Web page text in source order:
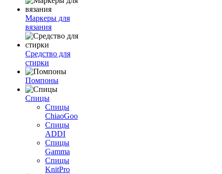
Маркеры для
вязания
Средство для
стирки
Помпоны
Спицы
Спицы
ChiaoGoo
Спицы
ADDI
Спицы
Gamma
Спицы
KnitPro